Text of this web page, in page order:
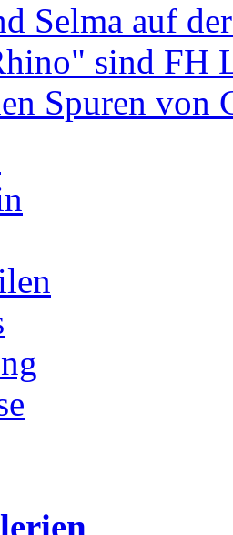
Selma auf
sind FH
Spuren von